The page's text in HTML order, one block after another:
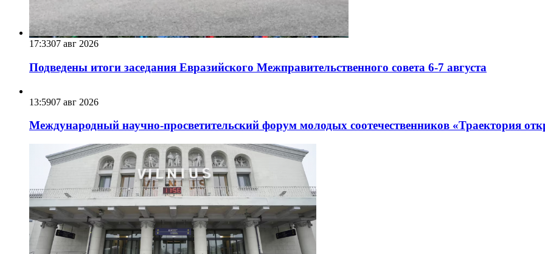
17:3307 авг 2026
Подведены итоги заседания Евразийского Межправительственного совета 6-7 августа
13:5907 авг 2026
Международный научно-просветительский форум молодых соотечественников «Траектория